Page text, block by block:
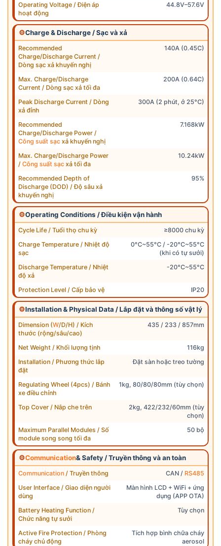
Operating Voltage / Điện áp
hoạt động
44.8V–57.6V
⚙Charge & Discharge / Sạc và xả
Recommended
Charge/Discharge Current /
Dòng sạc xả khuyến nghị
140A (0.45C)
Max. Charge/Discharge
Current / Dòng sạc xả tối đa
200A (0.64C)
Peak Discharge Current / Dòng
xả đỉnh
300A (2 phút, ở 25°C)
Recommended
Charge/Discharge Power /
Công suất sạc xả khuyến nghị
7.168kW
Max. Charge/Discharge Power
/ Công suất sạc xả tối đa
10.24kW
Recommended Depth of
Discharge (DOD) / Độ sâu xả
khuyến nghị
95%
⚙Operating Conditions / Điều kiện vận hành
Cycle Life / Tuổi thọ chu kỳ
≥8000 chu kỳ
Charge Temperature / Nhiệt độ
sạc
0°C~55°C / -20°C~55°C
(khi có tự sưởi)
Discharge Temperature / Nhiệt
độ xả
-20°C~55°C
Protection Level / Cấp bảo vệ IP20
⚙Installation & Physical Data / Lắp đặt và thông số vật lý
Dimension (W/D/H) / Kích
thước (rộng/sâu/cao)
435 / 233 / 857mm
Net Weight / Khối lượng tịnh
116kg
Installation / Phương thức lắp
đặt
Đặt sàn hoặc treo tường
Regulating Wheel (4pcs) / Bánh
xe điều chỉnh
1kg, 80/80/80mm (tùy chọn)
Top Cover / Nắp che trên
2kg, 422/232/60mm (tùy
chọn)
Maximum Parallel Modules / Số
module song song tối đa
50 bộ
⚙Communication& Safety / Truyền thông và an toàn
Communication / Truyền thông CAN / RS485
User Interface / Giao diện người
dùng
Màn hình LCD + WiFi + ứng
dụng (APP OTA)
Battery Heating Function /
Chức năng tự sưởi
Tùy chọn
Active Fire Protection / Phòng
cháy chủ động
Tích hợp bình chữa cháy
aerosol